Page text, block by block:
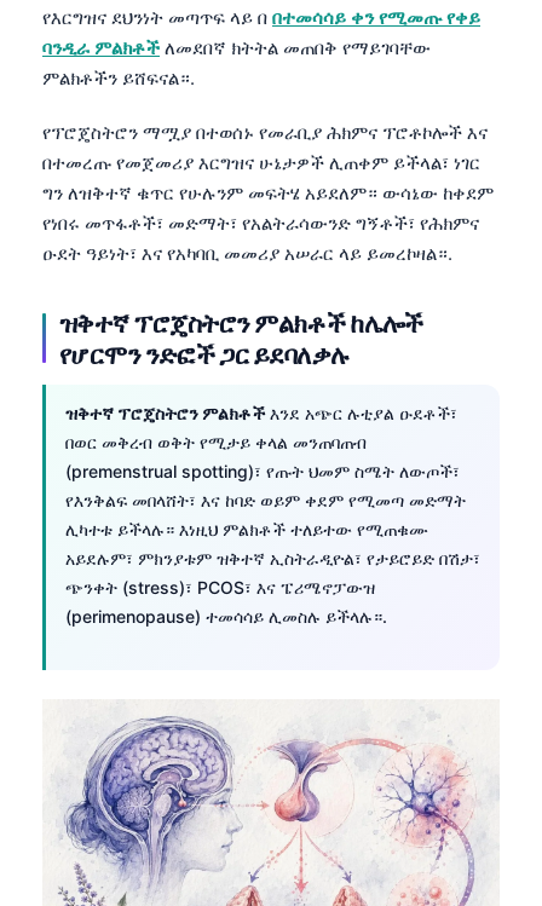
የእርግዝና ደህንነት መጣጥፍ ላይ በ በተመሳሳይ ቀን የሚመጡ የቀይ
ባንዲራ ምልክቶች ለመደበኛ ክትትል መጠበቅ የማይገባቸው
ምልክቶችን ይሸፍናል።.
የፕሮጄስትሮን ማሟያ በተወሰኑ የመራቢያ ሕክምና ፕሮቶኮሎች እና
በተመረጡ የመጀመሪያ እርግዝና ሁኔታዎች ሊጠቀም ይችላል፣ ነገር
ግን ለዝቅተኛ ቁጥር የሁሉንም መፍትሄ አይደለም። ውሳኔው ከቀደም
የነበሩ መጥፋቶች፣ መድማት፣ የአልትራሳውንድ ግኝቶች፣ የሕክምና
ዑደት ዓይነት፣ እና የአካባቢ መመሪያ አሠራር ላይ ይመረኮዛል።.
ዝቅተኛ ፕሮጄስትሮን ምልክቶች ከሌሎች
የሆርሞን ንድፎች ጋር ይደባለቃሉ
ዝቅተኛ ፕሮጄስትሮን ምልክቶችእንደ አጭር ሉቲያል ዑደቶች፣
በወር መቅረብ ወቅት የሚታይ ቀላል መንጠባጠብ
(premenstrual spotting)፣ የጡት ህመም ስሜት ለውጦች፣
የእንቅልፍ መበላሸት፣ እና ከባድ ወይም ቀደም የሚመጣ መድማት
ሊካተቱ ይችላሉ። እነዚህ ምልክቶች ተለይተው የሚጠቁሙ
አይደሉም፣ ምክንያቱም ዝቅተኛ ኢስትራዲዮል፣ የታይሮይድ በሽታ፣
ጭንቀት (stress)፣ PCOS፣ እና ፔሪሜኖፓውዝ
(perimenopause) ተመሳሳይ ሊመስሉ ይችላሉ።.
Русский
Lietuvių kalba
Polski
한국어
Slovenščina
Magyar
বাংলা
मराठी
తెలుగు
தமிழ்
ગુજરાતી
മലയാളം
Tiếng Việt
Tagalog
ไทย
ဗမာစာ
Kiswahili
Українська